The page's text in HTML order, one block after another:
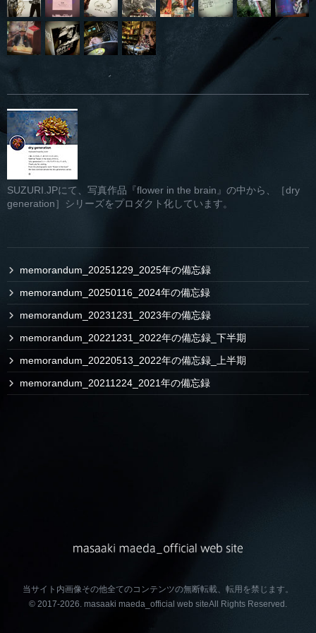
SUZURI.JPにて、写真作品『flower in the brain』の中から、［dry
generation］シリーズをプロダクト化しています。
memorandum_20251229_2025年の備忘録
memorandum_20250116_2024年の備忘録
memorandum_20231231_2023年の備忘録
memorandum_20221231_2022年の備忘録_下半期
memorandum_20220513_2022年の備忘録_上半期
memorandum_20211224_2021年の備忘録
当サイト内画像その他全てのコンテンツの無断転載、転用を禁じます。
© 2017-2026. masaaki maeda_official web siteAll Rights Reserved.